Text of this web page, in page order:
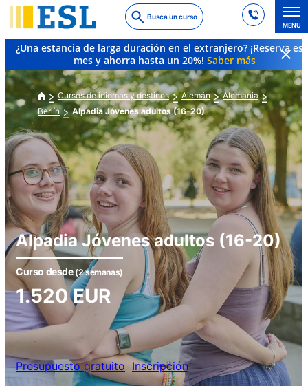
to
main
content
Busca un curso
MENU
¿Una estancia de larga duración en el extranjero? ¡Reserva
mes y ahorra hasta un 20%! Saber más
Cursos de idiomas y destinos Alemán
Alemania
Berlín
Alpadia Jóvenes adultos (16-20)
Alpadia Jóvenes adultos (16-20)
Curso desde (2 semanas)
1.520EUR
Presupuesto gratuito Inscripción